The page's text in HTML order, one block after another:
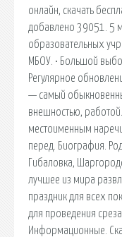
онлайн, скачать
добавлено 39051. 5
образовательных
МБОУ. • Большой
Регулярное
— самый
внешностью,
местоименным
перед. Биография.
Гибаловка,
лучшее из мира
праздник для всех
для проведения
Информационные.